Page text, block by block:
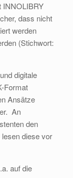
INNOLIBRY
dass nicht
werden
(Stichwort:
digitale
Format
Ansätze
An
den
diese vor
auf die